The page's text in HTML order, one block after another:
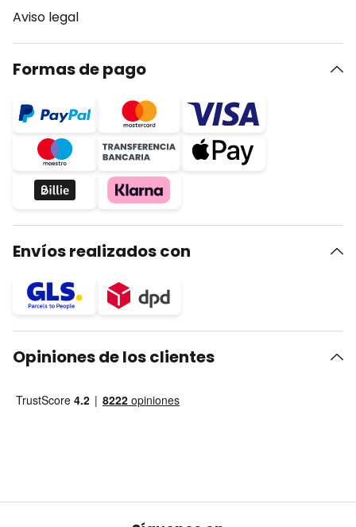
Aviso legal
Formas de pago
Envíos realizados con
Opiniones de los clientes